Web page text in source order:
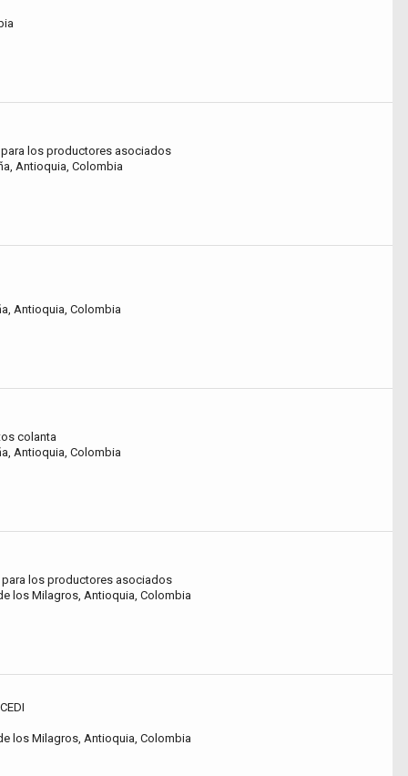
los productores asociados
Antioquia, Colombia
Antioquia, Colombia
colanta
Antioquia, Colombia
los productores asociados
los Milagros, Antioquia, Colombia
los Milagros, Antioquia, Colombia